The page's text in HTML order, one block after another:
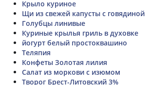
Крыло куриное
Щи из свежей капусты с говядиной
Голубцы линивые
Куриные крылья гриль в духовке
йогурт белый простоквашино
Теляпия
Конфеты Золотая лилия
Салат из моркови с изюмом
Творог Брест-Литовский 3%